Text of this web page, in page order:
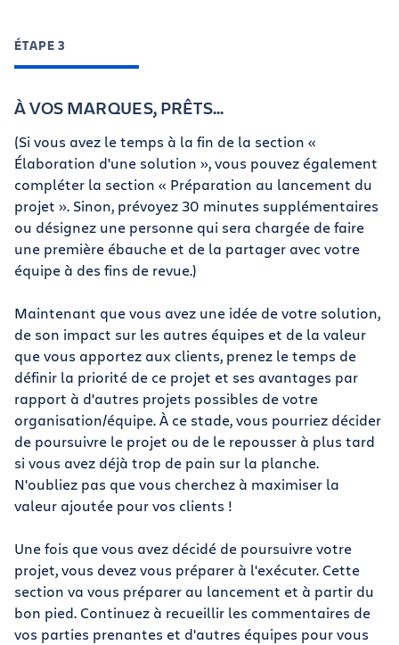
ÉTAPE 3
À VOS MARQUES, PRÊTS…
(Si vous avez le temps à la fin de la section «
Élaboration d'une solution », vous pouvez également
compléter la section « Préparation au lancement du
projet ». Sinon, prévoyez 30 minutes supplémentaires
ou désignez une personne qui sera chargée de faire
une première ébauche et de la partager avec votre
équipe à des fins de revue.)
Maintenant que vous avez une idée de votre solution,
de son impact sur les autres équipes et de la valeur
que vous apportez aux clients, prenez le temps de
définir la priorité de ce projet et ses avantages par
rapport à d'autres projets possibles de votre
organisation/équipe. À ce stade, vous pourriez décider
de poursuivre le projet ou de le repousser à plus tard
si vous avez déjà trop de pain sur la planche.
N'oubliez pas que vous cherchez à maximiser la
valeur ajoutée pour vos clients !
Une fois que vous avez décidé de poursuivre votre
projet, vous devez vous préparer à l'exécuter. Cette
section va vous préparer au lancement et à partir du
bon pied. Continuez à recueillir les commentaires de
vos parties prenantes et d'autres équipes pour vous